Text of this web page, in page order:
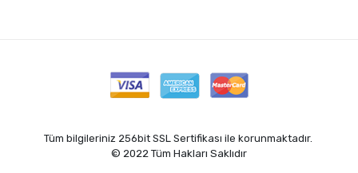
Tüm bilgileriniz 256bit SSL Sertifikası ile korunmaktadır.
© 2022 Tüm Hakları Saklıdır